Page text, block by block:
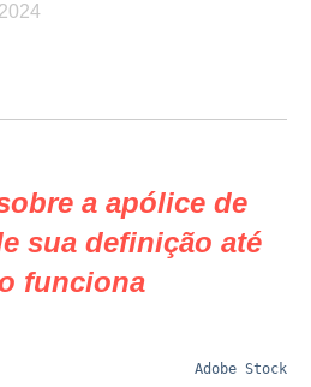
a apólice de
sua definição até
funciona
Adobe Stock